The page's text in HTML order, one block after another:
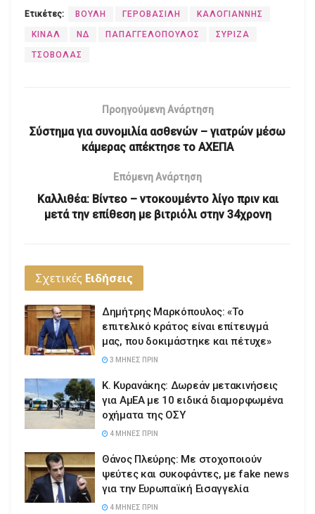
Ετικέτες: ΒΟΥΛΗ ΓΕΡΟΒΑΣΙΛΗ ΚΑΛΟΓΙΑΝΝΗΣ
ΚΙΝΑΛ ΝΔ ΠΑΠΑΓΓΕΛΟΠΟΥΛΟΣ ΣΥΡΙΖΑ
ΤΣΟΒΟΛΑΣ
Προηγούμενη Ανάρτηση
Σύστημα για συνομιλία ασθενών – γιατρών μέσω
κάμερας απέκτησε το ΑΧΕΠΑ
Επόμενη Ανάρτηση
Καλλιθέα: Βίντεο – ντοκουμέντο λίγο πριν και
μετά την επίθεση με βιτριόλι στην 34χρονη
Σχετικές Ειδήσεις
Δημήτρης Μαρκόπουλος: «Το
επιτελικό κράτος είναι επίτευγμά
μας, που δοκιμάστηκε και πέτυχε»
3 ΜΉΝΕΣ ΠΡΙΝ
Κ. Κυρανάκης: Δωρεάν μετακινήσεις
για ΑμΕΑ με 10 ειδικά διαμορφωμένα
οχήματα της ΟΣΥ
4 ΜΉΝΕΣ ΠΡΙΝ
Θάνος Πλεύρης: Με στοχοποιούν
ψεύτες και συκοφάντες, με fake news
για την Ευρωπαϊκή Εισαγγελία
4 ΜΉΝΕΣ ΠΡΙΝ